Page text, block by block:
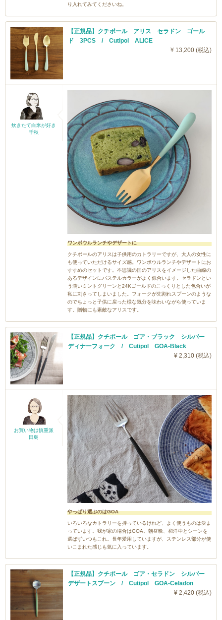
り入れてみてくださいね。
【正規品】クチポール アリス セラドン ゴール
ド 3PCS / Cutipol ALICE
¥ 13,200 (税込)
炊きたて白米が好き
千秋
ワンボウルランチやデザートに
クチポールのアリスは子供用のカトラリーですが、大人の女性に
も使っていただけるサイズ感。ワンボウルランチやデザートにお
すすめのセットです。不思議の国のアリスをイメージした曲線の
あるデザインにパステルカラーがよく似合います。セラドンとい
う淡いミントグリーンと24Kゴールドのこっくりとした色合いが
私に刺さってしまいました。フォークが先割れスプーンのような
のでちょっと子供に戻った様な気分を味わいながら使っていま
す。贈物にも素敵なアリスです。
【正規品】クチポール ゴア・ブラック シルバー
ディナーフォーク / Cutipol GOA-Black
¥ 2,310 (税込)
お買い物は慎重派
田島
やっぱり選ぶのはGOA
いろいろなカトラリーを持っているけれど、よく使うものは決ま
っています。我が家の場合はGOA。朝昼晩、和洋中とシーンを
選ばずいつもこれ。長年愛用していますが、ステンレス部分が使
いこまれた感じも気に入っています。
【正規品】クチポール ゴア・セラドン シルバー
デザートスプーン / Cutipol GOA-Celadon
¥ 2,420 (税込)